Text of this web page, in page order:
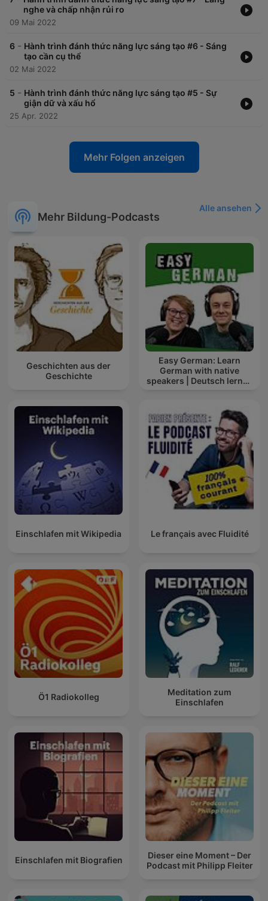
nghe và chấp nhận rủi ro
09 Mai 2022
6 - Hành trình đánh thức năng lực sáng tạo #6 - Sáng
tạo cần cụ thể
02 Mai 2022
5 - Hành trình đánh thức năng lực sáng tạo #5 - Sự
giận dữ và xấu hổ
25 Apr. 2022
Mehr Folgen anzeigen
Mehr Bildung-Podcasts
Alle ansehen
Geschichten aus der
Geschichte
Easy German: Learn
German with native
speakers | Deutsch lernen
Einschlafen mit Wikipedia Le français avec Fluidité
Ö1 Radiokolleg
Meditation zum
Einschlafen
Einschlafen mit Biografien
Dieser eine Moment – Der
Podcast mit Philipp Fleiter